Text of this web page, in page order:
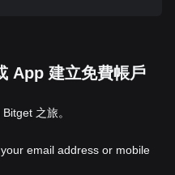
App 建立免費帳戶
之旅。
email address or mobile